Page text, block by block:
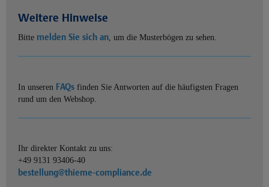
Weitere Hinweise
Bitte melden Sie sich an, um die Musterbögen zu sehen.
In unseren FAQs finden Sie Antworten auf die häufigsten Fragen
rund um den Webshop.
Ihr direkter Kontakt zu uns:
+49 9131 93406-40
bestellung@thieme-compliance.de